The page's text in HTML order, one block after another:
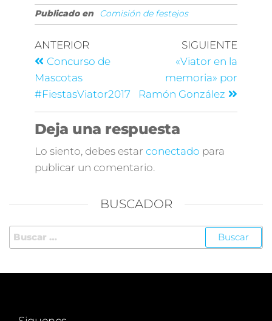
Publicado en Comisión de festejos
ANTERIOR
Concurso de
Mascotas
#FiestasViator2017
SIGUIENTE
«Viator en la
memoria» por
Ramón González
Deja una respuesta
Lo siento, debes estar conectado para
publicar un comentario.
BUSCADOR